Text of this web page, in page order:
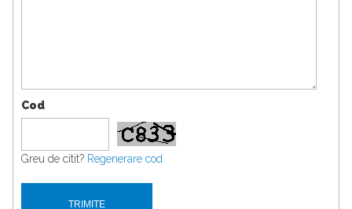
Cod
Greu de citit? Regenerare cod